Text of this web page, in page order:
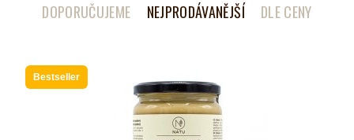
DOPORUČUJEME NEJPRODÁVANĚJŠÍ DLE CENY
Bestseller